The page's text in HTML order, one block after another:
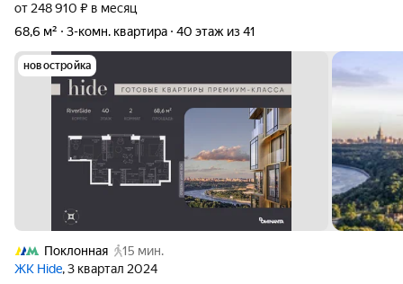
от 248 910 ₽ в месяц
68,6 м²
3-комн. квартира 40 этаж из 41
новостройка
Поклонная
15 мин.
ЖК Hide, 3 квартал 2024